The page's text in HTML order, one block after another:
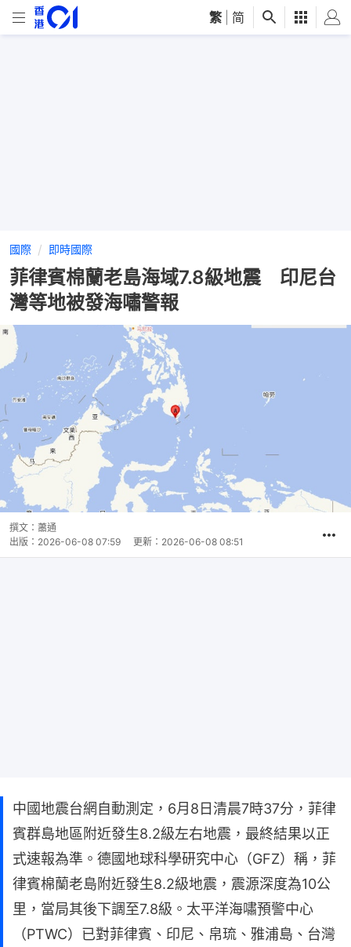
繁 简
國際 即時國際
菲律賓棉蘭老島海域7.8級地震 印尼台
灣等地被發海嘯警報
撰文： 蕭通
出版： 2026-06-08 07:59 更新： 2026-06-08 08:51
中國地震台網自動測定，6月8日清晨7時37分，菲律
賓群島地區附近發生8.2級左右地震，最終結果以正
式速報為準。德國地球科學研究中心（GFZ）稱，菲
律賓棉蘭老島附近發生8.2級地震，震源深度為10公
里，當局其後下調至7.8級。太平洋海嘯預警中心
（PTWC）已對菲律賓、印尼、帛琉、雅浦島、台灣